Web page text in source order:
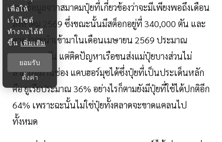
ตามข้อมูลจากสมาคมปุ๋ยที่เกี่ยวข้องว่าจะมีเพียงพอถึงเดือน
สิงหาคม 2569 ซึ่งขณะนั้นมีสต็อกอยู่ที่ 340,000 ตัน และ
คาดว่าจะนําเข้ามาในเดือนเมษายน 2569 ประมาณ
200,000 ตัน แต่ติดปัญหาเรือขนส่งแม่ปุ๋ยบางส่วนไม่
สามารถผ่านช่อง แคบฮอร์มุซได้ซึ่งปุ๋ยที่เป็นประเด็นหลัก
คือ ยูเรียประมาณ 36% อย่างไรก็ตามยังมีปุ๋ยที่ใช้ได้ปกติอีก
64% เพราะฉะนั้นไม่ใช่ปุ๋ยทั้งตลาดจะขาดแคลนไป
ทั้งหมด
เพื่อให้
เว็บไซต์
ทำงานได้ดี
ขึ้นเพิ่มเติม
ยอมรับ
ตั้งค่า